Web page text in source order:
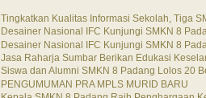
Tingkatkan Kualitas Informasi Sekolah, Tiga
Desainer Nasional IFC Kunjungi SMKN 8
Desainer Nasional IFC Kunjungi SMKN 8
Jasa Raharja Sumbar Berikan Edukasi
Siswa dan Alumni SMKN 8 Padang Lolos 20
PENGUMUMAN PRA MPLS MURID BARU